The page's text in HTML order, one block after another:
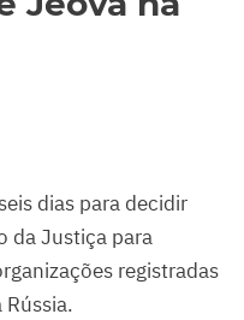
dias para decidir
da Justiça para
registradas